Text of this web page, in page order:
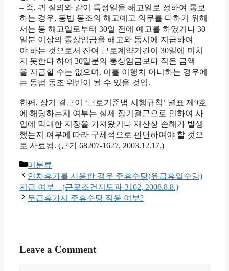
– 즉, 귀 질의와 같이 특정일을 해고일로 정하여 통보
하는 경우, 동법 동조의 해고예고 의무를 다하기 위해
서는 동 해고일로부터 30일 전에 예고를 하였거나 30
일분 이상의 통상임금을 해고와 동시에 지급하여
야 하는 것으로서 잔여 근로계약기간이 30일에 미치
지 못한다 하여 30일분의 통상임금보다 적은 금액
을 지급할 수는 없으며, 이를 이행치 아니하는 경우에
는 동법 동조 위반이 될 수 있을 것임.
한편, 장기 결근이 ‘근로기준법 시행규칙’ 별표 제9호
에 해당하는지 여부는 실제 장기결근으로 인하여 사
업에 막대한 지장을 가져왔거나 재산상 손해가 발생
했는지 여부에 따라 구체적으로 판단하여야 할 것으
로 사료됨. (근기 68207-1627, 2003.12.17.)
Categories
미분류
연차휴가를 사용한 경우 주휴수당(유급휴일수당)
지급 여부 – (근로조건지도과-3102, 2008.8.8.)
무급휴가시 주휴수당 적용 여부?
Leave a Comment